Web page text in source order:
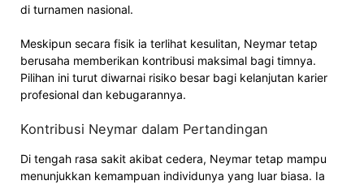
di turnamen nasional.
Meskipun secara fisik ia terlihat kesulitan, Neymar tetap
berusaha memberikan kontribusi maksimal bagi timnya.
Pilihan ini turut diwarnai risiko besar bagi kelanjutan karier
profesional dan kebugarannya.
Kontribusi Neymar dalam Pertandingan
Di tengah rasa sakit akibat cedera, Neymar tetap mampu
menunjukkan kemampuan individunya yang luar biasa. Ia